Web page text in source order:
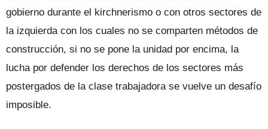
gobierno durante el kirchnerismo o con otros sectores de
la izquierda con los cuales no se comparten métodos de
construcción, si no se pone la unidad por encima, la
lucha por defender los derechos de los sectores más
postergados de la clase trabajadora se vuelve un desafío
imposible.